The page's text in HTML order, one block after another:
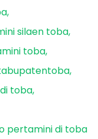
silaen toba
toba
toba
pertamini di toba